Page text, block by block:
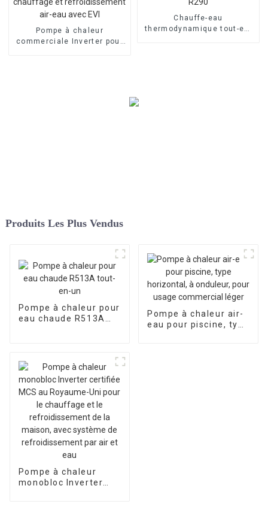
Pompe à chaleur
commerciale Inverter pour
Chauffe-eau
thermodynamique tout-en-
Produits Les Plus Vendus
Pompe à chaleur pour
eau chaude R513A
Pompe à chaleur air-
eau pour piscine, type
Pompe à chaleur
monobloc Inverter